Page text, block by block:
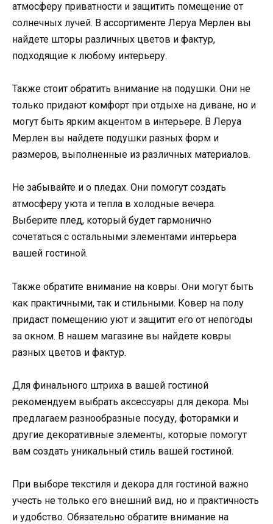
атмосферу приватности и защитить помещение от
солнечных лучей. В ассортименте Леруа Мерлен вы
найдете шторы различных цветов и фактур,
подходящие к любому интерьеру.
Также стоит обратить внимание на подушки. Они не
только придают комфорт при отдыхе на диване, но и
могут быть ярким акцентом в интерьере. В Леруа
Мерлен вы найдете подушки разных форм и
размеров, выполненные из различных материалов.
Не забывайте и о пледах. Они помогут создать
атмосферу уюта и тепла в холодные вечера.
Выберите плед, который будет гармонично
сочетаться с остальными элементами интерьера
вашей гостиной.
Также обратите внимание на ковры. Они могут быть
как практичными, так и стильными. Ковер на полу
придаст помещению уют и защитит его от непогоды
за окном. В нашем магазине вы найдете ковры
разных цветов и фактур.
Для финального штриха в вашей гостиной
рекомендуем выбрать аксессуары для декора. Мы
предлагаем разнообразные посуду, фоторамки и
другие декоративные элементы, которые помогут
вам создать уникальный стиль вашей гостиной.
При выборе текстиля и декора для гостиной важно
учесть не только его внешний вид, но и практичность
и удобство. Обязательно обратите внимание на